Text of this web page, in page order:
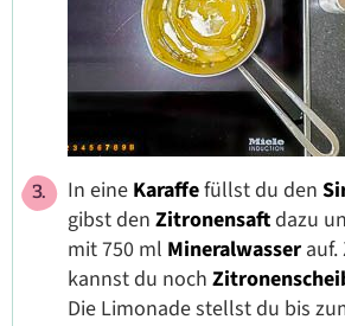
In eine Karaffefüllst du den
gibst den Zitronensaftdazu
mit 750 ml Mineralwasser
kannst du noch
Die Limonade stellst du bis